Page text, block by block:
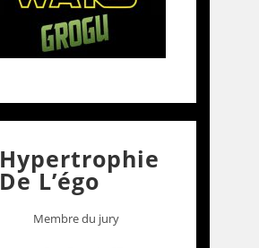
Hypertrophie
De L’égo
Membre du jury